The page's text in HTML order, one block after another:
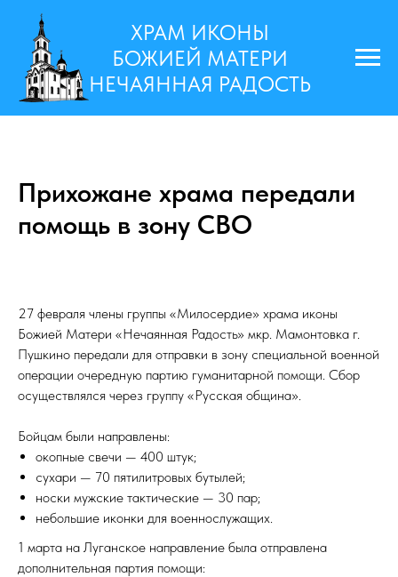
ХРАМ ИКОНЫ
БОЖИЕЙ МАТЕРИ
НЕЧАЯННАЯ РАДОСТЬ
Прихожане храма передали
помощь в зону СВО
27 февраля члены группы «Милосердие» храма иконы
Божией Матери «Нечаянная Радость» мкр. Мамонтовка г.
Пушкино передали для отправки в зону специальной военной
операции очередную партию гуманитарной помощи. Сбор
осуществлялся через группу «Русская община».
Бойцам были направлены:
окопные свечи — 400 штук;
сухари — 70 пятилитровых бутылей;
носки мужские тактические — 30 пар;
небольшие иконки для военнослужащих.
1 марта на Луганское направление была отправлена
дополнительная партия помощи: